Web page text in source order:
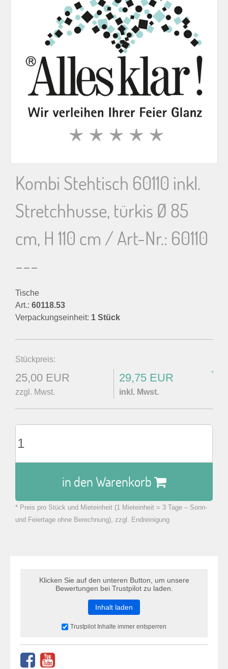
a
h
Kombi Stehtisch 60110 inkl.
Stretchhusse, türkis Ø 85
cm, H 110 cm / Art-Nr.: 60110
---
Tische
Art.: 60118.53
Verpackungseinheit: 1 Stück
Stückpreis:
25,00 EUR
zzgl. Mwst.
29,75 EUR *
inkl. Mwst.
in den Warenkorb
zu Warenkorb hinzugefügt.
* Preis pro Stück und Mieteinheit (1 Mieteinheit = 3 Tage – Sonn-
und Feiertage ohne Berechnung), zzgl. Endreinigung
Klicken Sie auf den unteren Button, um unsere
Bewertungen bei Trustpilot zu laden.
Inhalt laden
Trustpilot Inhalte immer entsperren